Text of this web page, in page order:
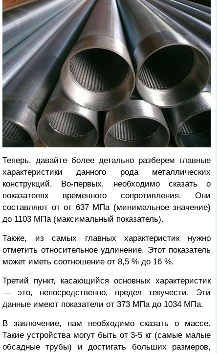
Теперь, давайте более детально разберем главные
характеристики данного рода металлических
конструкций. Во-первых, необходимо сказать о
показателях временного сопротивления. Они
составляют от от 637 МПа (минимальное значение)
до 1103 МПа (максимальный показатель).
Также, из самых главных характеристик нужно
отметить относительное удлинение. Этот показатель
может иметь соотношение от 8,5 % до 16 %.
Третий пункт, касающийся основных характеристик
— это, непосредственно, предел текучести. Эти
данные имеют показатели от 373 МПа до 1034 МПа.
В заключение, нам необходимо сказать о массе.
Такие устройства могут быть от 3-5 кг (самые малые
обсадные трубы) и достигать больших размеров,